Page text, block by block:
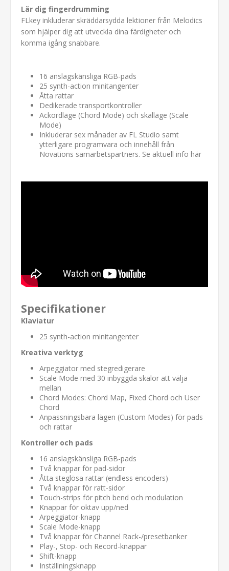
Lär dig fingerdrumming
FLkey inkluderar skräddarsydda lektioner från Melodics
som hjälper dig att utveckla dina färdigheter och
komma igång snabbare.
16 anslagskänsliga RGB-pads
25 synth-action minitangenter
Åtta rattar
Dedikerade transportkontroller
Ackordläge (Chord Mode) och skalläge (Scale
Mode)
Inkluderar sex månader av FL Studio samt
ytterligare programvara och innehåll från
Novations samarbetspartners. Se aktuell info här
Specifikationer
Klaviatur
25 synth-action minitangenter
Kreativa verktyg
Arpeggiator med stegredigerare
Scale Mode med 30 inbyggda skalor att välja
mellan
Chord Modes: Chord Map, Fixed Chord och User
Chord
Anpassningsbara lägen (Custom Modes) för pads
och rattar
Kontroller och pads
16 anslagskänsliga RGB-pads
Två knappar för pad-sidor
Åtta steglösa rattar (endless encoders)
Två knappar för ratt-sidor
Touch-strips för pitch bend och modulation
Knappar för oktav upp/ned
Arpeggiator-knapp
Scale Mode-knapp
Två knappar för Channel Rack-/presetbanker
Play-, Stop- och Record-knappar
Shift-knapp
Inställningsknapp